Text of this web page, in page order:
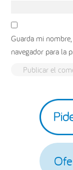
Guarda mi
navegador para la
Barra